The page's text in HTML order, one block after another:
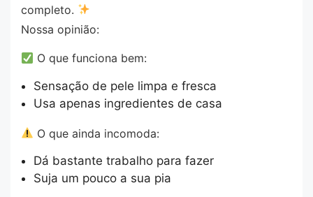
completo.
Nossa opinião:
O que funciona bem:
Sensação de pele limpa e fresca
Usa apenas ingredientes de casa
O que ainda incomoda:
Dá bastante trabalho para fazer
Suja um pouco a sua pia